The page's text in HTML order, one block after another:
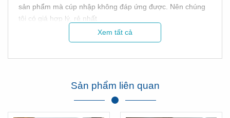
sản phẩm mà cúp nhập không đáp ứng được. Nên chúng
tôi có giá hợp lý, rẻ nhất
Vơi hơn 15 năm trong nghề, chúng tôi tự hào là đơn vị có
TOP MẪU CÚP
PICKLEBALL ĐẸP - CÒN
Xem tất cả
Sản phẩm liên quan